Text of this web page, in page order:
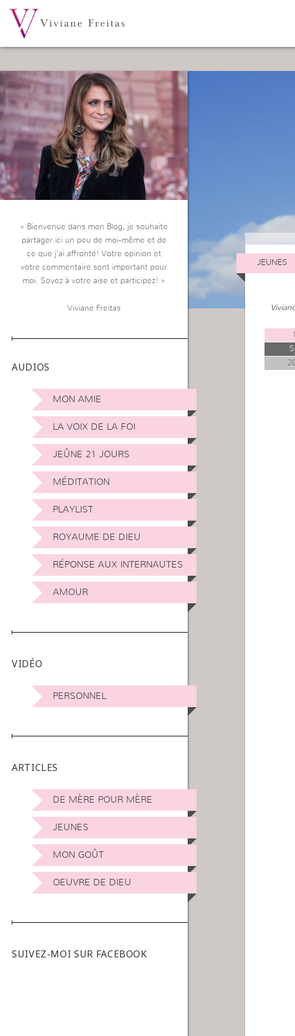
« Bienvenue dans mon Blog, je souhaite
partager ici un peu de moi-même et de
ce que j’ai affronté! Votre opinion et
votre commentaire sont important pour
moi. Soyez à votre aise et participez! »
Viviane Freitas
AUDIOS
MON AMIE
LA VOIX DE LA FOI
JEÛNE 21 JOURS
MÉDITATION
PLAYLIST
ROYAUME DE DIEU
RÉPONSE AUX INTERNAUTES
AMOUR
VIDÉO
PERSONNEL
ARTICLES
DE MÈRE POUR MÈRE
JEUNES
MON GOÛT
OEUVRE DE DIEU
SUIVEZ-MOI SUR FACEBOOK
JEUNES